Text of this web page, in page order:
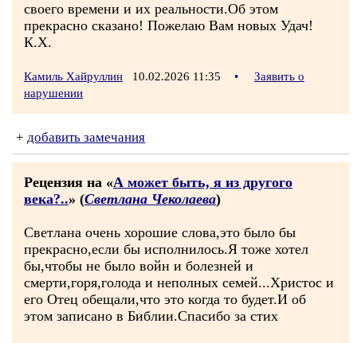
своего времени и их реальности.Об этом
прекрасно сказано! Пожелаю Вам новых Удач!
К.Х.
Камиль Хайруллин 10.02.2026 11:35 •
Заявить о
нарушении
+ добавить замечания
Рецензия на «А может быть, я из другого
века?..» (Светлана Чеколаева)
Светлана очень хорошие слова,это было бы
прекрасно,если бы исполнилось.Я тоже хотел
бы,чтобы не было войн и болезней и
смерти,горя,голода и неполных семей...Христос и
его Отец обещали,что это когда то будет.И об
этом записано в Библии.Спасибо за стих